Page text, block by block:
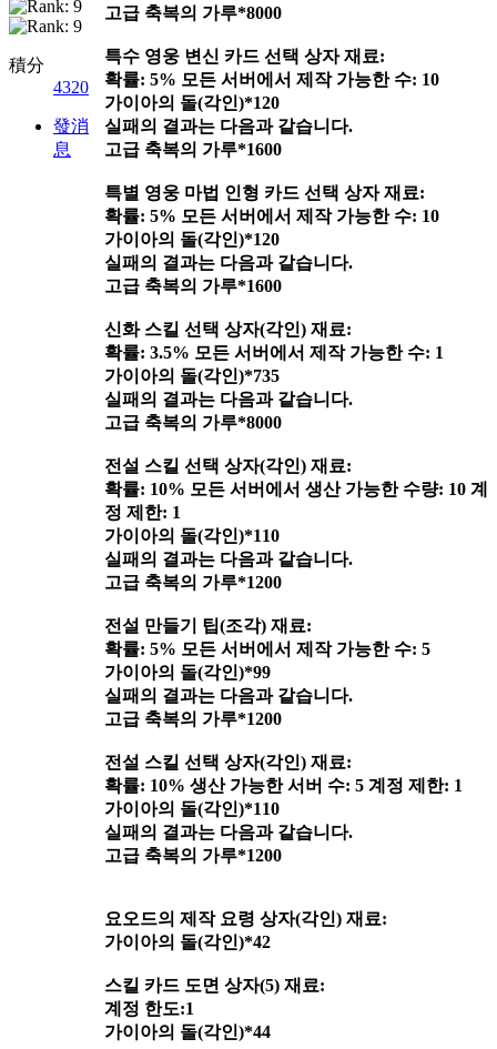
積分
4320
發消
息
고급 축복의 가루*8000
특수 영웅 변신 카드 선택 상자 재료:
확률: 5% 모든 서버에서 제작 가능한 수: 10
가이아의 돌(각인)*120
실패의 결과는 다음과 같습니다.
고급 축복의 가루*1600
특별 영웅 마법 인형 카드 선택 상자 재료:
확률: 5% 모든 서버에서 제작 가능한 수: 10
가이아의 돌(각인)*120
실패의 결과는 다음과 같습니다.
고급 축복의 가루*1600
신화 스킬 선택 상자(각인) 재료:
확률: 3.5% 모든 서버에서 제작 가능한 수: 1
가이아의 돌(각인)*735
실패의 결과는 다음과 같습니다.
고급 축복의 가루*8000
전설 스킬 선택 상자(각인) 재료:
확률: 10% 모든 서버에서 생산 가능한 수량: 10 계
정 제한: 1
가이아의 돌(각인)*110
실패의 결과는 다음과 같습니다.
고급 축복의 가루*1200
전설 만들기 팁(조각) 재료:
확률: 5% 모든 서버에서 제작 가능한 수: 5
가이아의 돌(각인)*99
실패의 결과는 다음과 같습니다.
고급 축복의 가루*1200
전설 스킬 선택 상자(각인) 재료:
확률: 10% 생산 가능한 서버 수: 5 계정 제한: 1
가이아의 돌(각인)*110
실패의 결과는 다음과 같습니다.
고급 축복의 가루*1200
요오드의 제작 요령 상자(각인) 재료:
가이아의 돌(각인)*42
스킬 카드 도면 상자(5) 재료:
계정 한도:1
가이아의 돌(각인)*44